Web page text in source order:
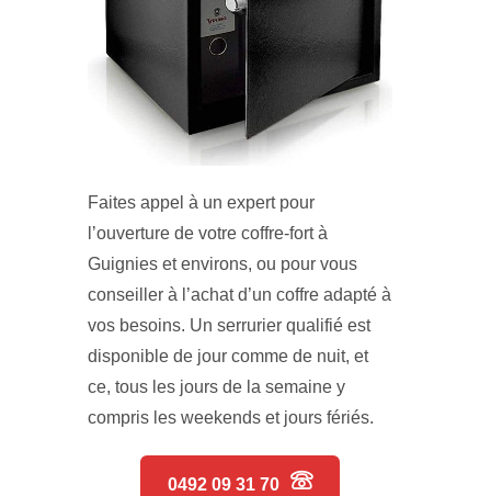
Faites appel à un expert pour
l’ouverture de votre coffre-fort à
Guignies et environs, ou pour vous
conseiller à l’achat d’un coffre adapté à
vos besoins. Un serrurier qualifié est
disponible de jour comme de nuit, et
ce, tous les jours de la semaine y
compris les weekends et jours fériés.
0492 09 31 70